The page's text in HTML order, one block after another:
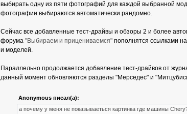
выбирать одну из пяти фотографий для каждой выбранной
фотографии выбираются автоматически рандомно.
Сейчас все добавленные тест-драйвы и обзоры 2 и более
форума "Выбираем и прицениваемся"пополнятся ссылками
и моделей.
Параллельно продолжается добавление тест-драйвов от
данный момент обновляются разделы "Мерседес" и
Anonymous писал(а):
а почему у меня не показываеться картинка где машины